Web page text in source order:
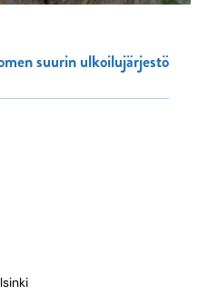
suurin ulkoilujärjestö